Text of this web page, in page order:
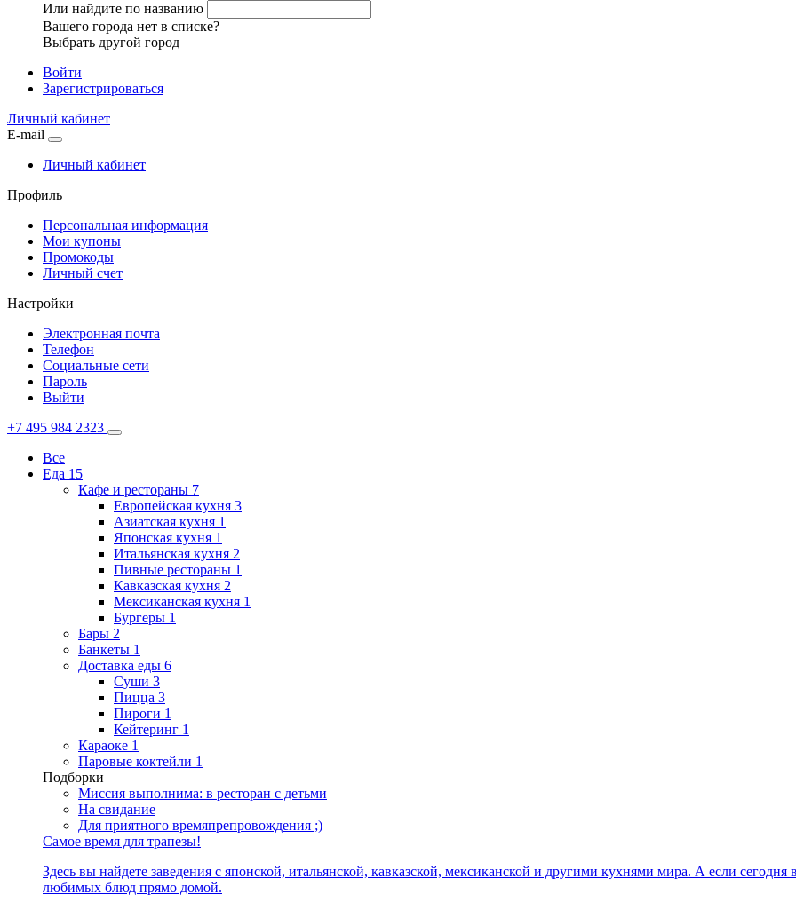
Или найдите по названию
Вашего города нет в списке?
Выбрать другой город
Войти
Зарегистрироваться
Личный кабинет
E-mail
Личный кабинет
Профиль
Персональная информация
Мои купоны
Промокоды
Личный счет
Настройки
Электронная почта
Телефон
Социальные сети
Пароль
Выйти
+7 495 984 2323
Все
Еда 15
Кафе и рестораны 7
Европейская кухня 3
Азиатская кухня 1
Японская кухня 1
Итальянская кухня 2
Пивные рестораны 1
Кавказская кухня 2
Мексиканская кухня 1
Бургеры 1
Бары 2
Банкеты 1
Доставка еды 6
Суши 3
Пицца 3
Пироги 1
Кейтеринг 1
Караоке 1
Паровые коктейли 1
Подборки
Миссия выполнима: в ресторан с детьми
На свидание
Для приятного времяпрепровождения ;)
Самое время для трапезы!
Здесь вы найдете заведения с японской, итальянской, кавказской, мексиканской и другими кухнями мира. А если
любимых блюд прямо домой.